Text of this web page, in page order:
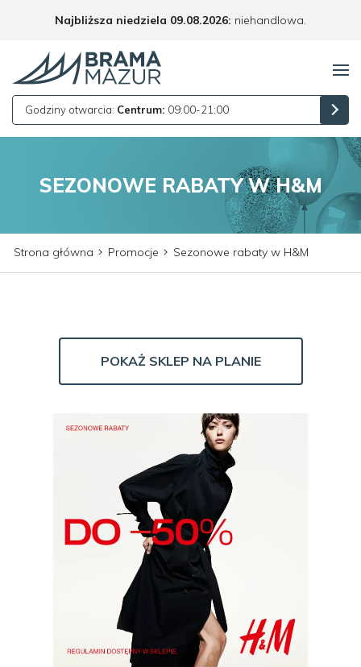
Najbliższa niedziela 09.08.2026: niehandlowa.
Godziny otwarcia: Centrum: 09:00-21:00
SEZONOWE RABATY W H&M
Strona główna Promocje Sezonowe rabaty w H&M
POKAŻ SKLEP NA PLANIE